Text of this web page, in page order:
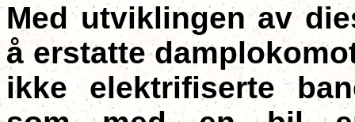
Med utviklingen av
å erstatte
ikke elektrifiserte